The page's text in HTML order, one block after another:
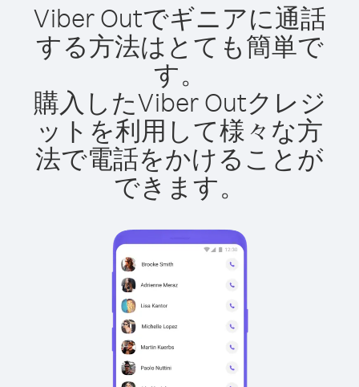
Viber Outでギニアに通話
する方法はとても簡単で
す。
購入したViber Outクレジ
ットを利用して様々な方
法で電話をかけることが
できます。